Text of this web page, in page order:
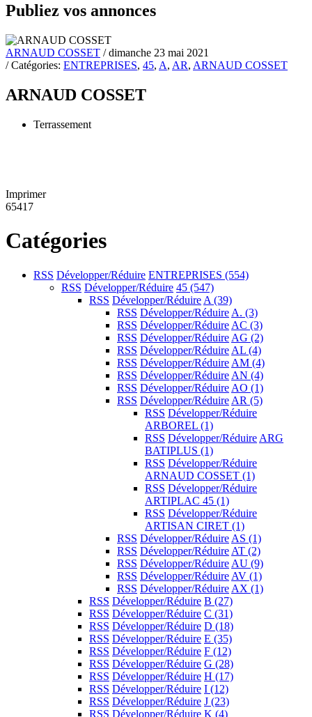
Publiez vos annonces
ARNAUD COSSET / dimanche 23 mai 2021
/ Catégories: ENTREPRISES, 45, A, AR, ARNAUD COSSET
ARNAUD COSSET
Terrassement
Imprimer
65417
Catégories
RSS Développer/Réduire ENTREPRISES (554)
RSS Développer/Réduire 45 (547)
RSS Développer/Réduire A (39)
RSS Développer/Réduire A. (3)
RSS Développer/Réduire AC (3)
RSS Développer/Réduire AG (2)
RSS Développer/Réduire AL (4)
RSS Développer/Réduire AM (4)
RSS Développer/Réduire AN (4)
RSS Développer/Réduire AO (1)
RSS Développer/Réduire AR (5)
RSS Développer/Réduire
ARBOREL (1)
RSS Développer/Réduire ARG
BATIPLUS (1)
RSS Développer/Réduire
ARNAUD COSSET (1)
RSS Développer/Réduire
ARTIPLAC 45 (1)
RSS Développer/Réduire
ARTISAN CIRET (1)
RSS Développer/Réduire AS (1)
RSS Développer/Réduire AT (2)
RSS Développer/Réduire AU (9)
RSS Développer/Réduire AV (1)
RSS Développer/Réduire AX (1)
RSS Développer/Réduire B (27)
RSS Développer/Réduire C (31)
RSS Développer/Réduire D (18)
RSS Développer/Réduire E (35)
RSS Développer/Réduire F (12)
RSS Développer/Réduire G (28)
RSS Développer/Réduire H (17)
RSS Développer/Réduire I (12)
RSS Développer/Réduire J (23)
RSS Développer/Réduire K (4)